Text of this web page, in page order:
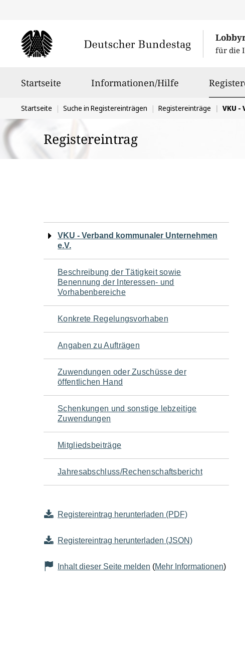
für die
Startseite Informationen/Hilfe
Sie
befinden
sich
hier:
Startseite Suche in Registereinträgen Registereinträge VKU -
Registereintrag
Navigation
für
den
Seiteninhalt
VKU - Verband kommunaler Unternehmen
e.V.
Beschreibung der Tätigkeit sowie
Benennung der Interessen- und
Vorhabenbereiche
Konkrete Regelungsvorhaben
Angaben zu Aufträgen
Zuwendungen oder Zuschüsse der
öffentlichen Hand
Schenkungen und sonstige lebzeitige
Zuwendungen
Mitgliedsbeiträge
Jahresabschluss/Rechenschaftsbericht
Registereintrag herunterladen (PDF)
Registereintrag herunterladen (JSON)
Inhalt dieser Seite melden (Mehr Informationen)